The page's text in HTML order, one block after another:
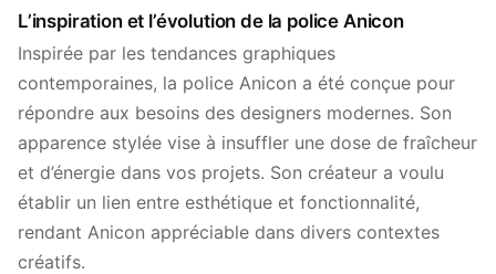
L’inspiration et l’évolution de la police Anicon
Inspirée par les tendances graphiques
contemporaines, la police Anicon a été conçue pour
répondre aux besoins des designers modernes. Son
apparence stylée vise à insuffler une dose de fraîcheur
et d’énergie dans vos projets. Son créateur a voulu
établir un lien entre esthétique et fonctionnalité,
rendant Anicon appréciable dans divers contextes
créatifs.